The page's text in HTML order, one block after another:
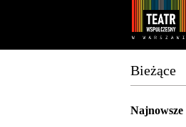
Bieżące
Najnowsze